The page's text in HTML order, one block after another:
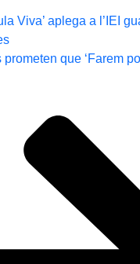
Viva’ aplega a l’IEI
que ‘Farem